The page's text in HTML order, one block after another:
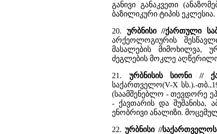
განივი განაკვეთი
ბაზილიკური ტიპის ეკლესია.
20. ურბნისი //ქართული
არქეოლოგიურის
მასალების მიმოხილვა,
ძეგლების მოკლე
21. ურბნისის სიონი //
საქართველო(V-X სს.).-
(საამშენებლო - თევდორე
- ქავთარის და შუშანისა,
ენობრივი ანალიზი.
22.ურბნისი //